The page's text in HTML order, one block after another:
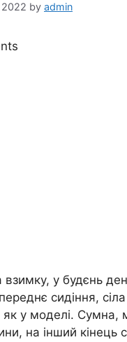
by admin
у будєнь
сидіння,
як у моделі.
на інший